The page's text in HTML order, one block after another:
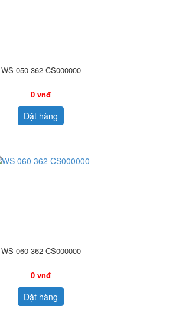
WS 050 362 CS000000
0 vnđ
Đặt hàng
WS 060 362 CS000000
0 vnđ
Đặt hàng